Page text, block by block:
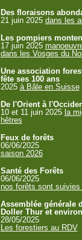
Des floraisons
21 juin 2025 dans les
Les pompiers
17 juin 2025
dans les Vosges du
Une association
fête ses 100 ans
2025 à Bâle en Suisse
De l'Orient à
10 et 11 juin 2025 la
hêtres
Feux de forêts
06/06/2025
saison 2026
Santé des Forêts
06/06/2025
nos forêts sont suivies
Assemblée générale
Doller Thur et
28/05/2025
Les forestiers au RDV